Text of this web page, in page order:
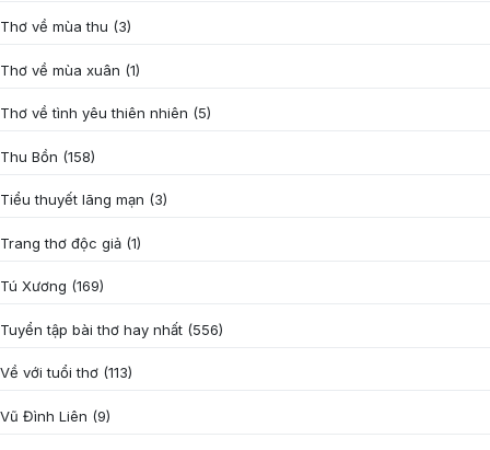
Thơ về mùa thu (3)
Thơ về mùa xuân (1)
Thơ về tình yêu thiên nhiên (5)
Thu Bồn (158)
Tiểu thuyết lãng mạn (3)
Trang thơ độc giả (1)
Tú Xương (169)
Tuyển tập bài thơ hay nhất (556)
Về với tuổi thơ (113)
Vũ Đình Liên (9)